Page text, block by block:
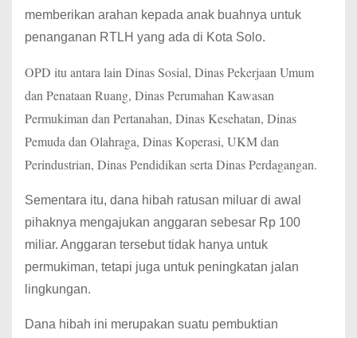
memberikan arahan kepada anak buahnya untuk
penanganan RTLH yang ada di Kota Solo.
OPD itu antara lain Dinas Sosial, Dinas Pekerjaan Umum
dan Penataan Ruang, Dinas Perumahan Kawasan
Permukiman dan Pertanahan, Dinas Kesehatan, Dinas
Pemuda dan Olahraga, Dinas Koperasi, UKM dan
Perindustrian, Dinas Pendidikan serta Dinas Perdagangan.
Sementara itu, dana hibah ratusan miluar di awal
pihaknya mengajukan anggaran sebesar Rp 100
miliar. Anggaran tersebut tidak hanya untuk
permukiman, tetapi juga untuk peningkatan jalan
lingkungan.
Dana hibah ini merupakan suatu pembuktian